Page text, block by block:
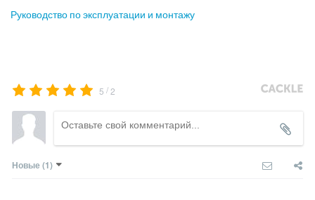
Руководство по эксплуатации и монтажу
5 /2
Новые (1)